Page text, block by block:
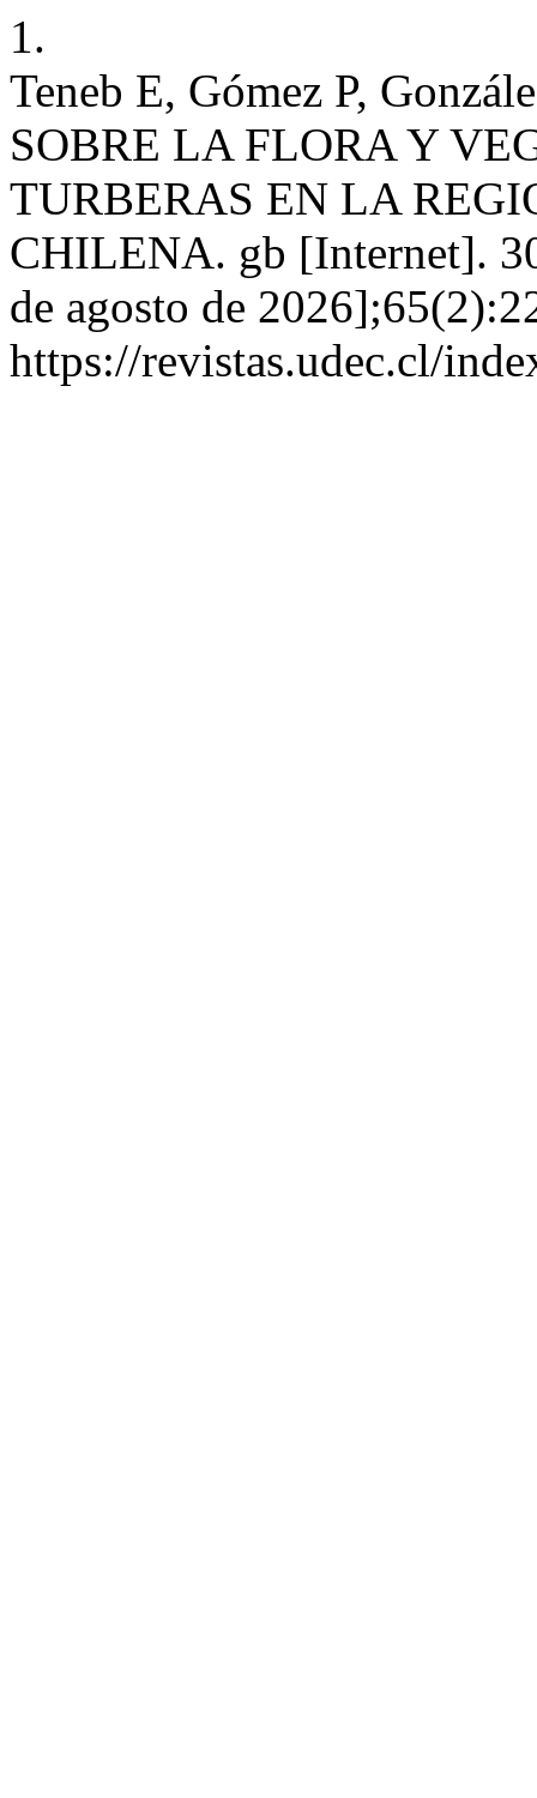
1.
Teneb E, Gómez P,
SOBRE LA FLORA Y
TURBERAS EN LA
CHILENA. gb [Internet].
de agosto de
https://revistas.udec.cl/